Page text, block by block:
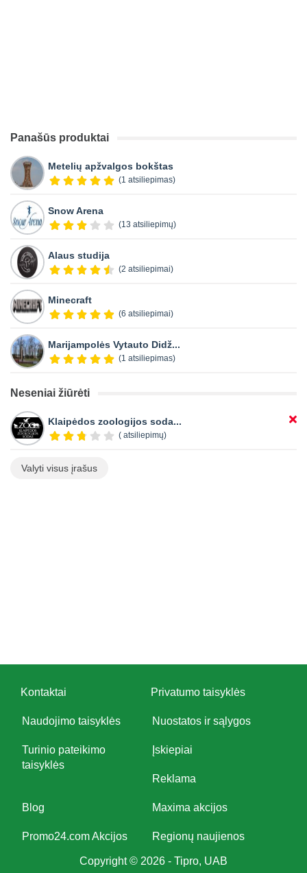
Panašūs produktai
Metelių apžvalgos bokštas
(1 atsiliepimas)
Snow Arena
(13 atsiliepimų)
Alaus studija
(2 atsiliepimai)
Minecraft
(6 atsiliepimai)
Marijampolės Vytauto Didž...
(1 atsiliepimas)
Neseniai žiūrėti
Klaipėdos zoologijos soda...
( atsiliepimų)
Valyti visus įrašus
Kontaktai Privatumo taisyklės
Naudojimo taisyklės Nuostatos ir sąlygos
Turinio pateikimo
taisyklės
Įskiepiai
Reklama
Blog Maxima akcijos
Promo24.com Akcijos Regionų naujienos
Copyright © 2026 - Tipro, UAB